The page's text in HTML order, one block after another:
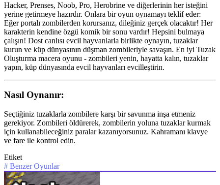
Hacker, Prenses, Noob, Pro, Herobrine ve diğerlerinin her isteğini
yerine getirmeye hazırdır. Onlara bir oyun oynamayı teklif eder:
Eğer portalı zombilerden korursanız, dileğiniz gerçek olacaktır! Her
karakterin kendine özgü komik bir sonu vardır! Hepsini bulmaya
çalışın! Dost canlısı evcil hayvanlarla birlikte oynayın, tuzaklar
kurun ve küp dünyasının düşman zombileriyle savaşın. En iyi Tuzak
Oluşturma macera oyunu - zombileri yenin, hayatta kalın, tuzaklar
yapın, küp dünyasında evcil hayvanları evcilleştirin.
Nasıl Oynanır:
Seçtiğiniz tuzaklarla zombilere karşı bir savunma inşa etmeniz
gerekiyor. Zombileri öldürerek, zombilerin yoluna tuzaklar kurmak
için kullanabileceğiniz paralar kazanıyorsunuz. Kahramanı klavye
ve fare ile kontrol edin.
Etiket
# Benzer Oyunlar